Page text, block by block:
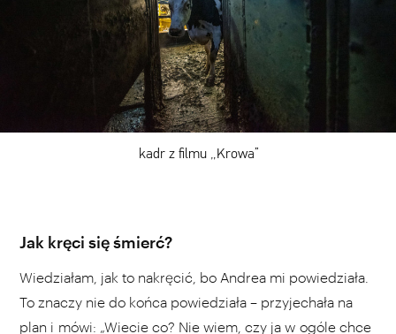
kadr z filmu „Krowa”
Jak kręci się śmierć?
Wiedziałam, jak to nakręcić, bo Andrea mi powiedziała.
To znaczy nie do końca powiedziała – przyjechała na
plan i mówi: „Wiecie co? Nie wiem, czy ja w ogóle chce